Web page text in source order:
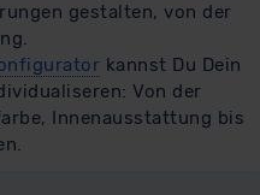
gestalten, von der
kannst Du Dein
Von der
Innenausstattung bis